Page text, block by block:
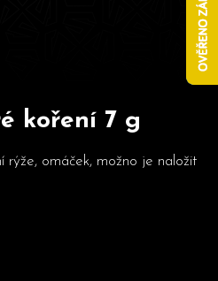
koření 7 g
rýže, omáček, možno je naložit